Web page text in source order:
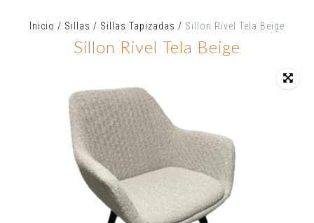
Inicio / Sillas / Sillas Tapizadas / Sillon Rivel Tela Beige
Sillon Rivel Tela Beige